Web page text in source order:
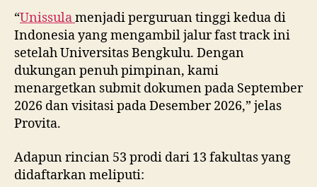
“Unissulamenjadi perguruan tinggi kedua di
Indonesia yang mengambil jalur fast track ini
setelah Universitas Bengkulu. Dengan
dukungan penuh pimpinan, kami
menargetkan submit dokumen pada September
2026 dan visitasi pada Desember 2026,” jelas
Provita.
Adapun rincian 53 prodi dari 13 fakultas yang
didaftarkan meliputi: